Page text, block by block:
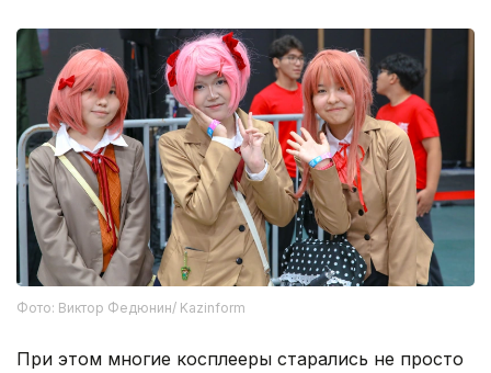
Фото: Виктор Федюнин/ Kazinform
При этом многие косплееры старались не просто